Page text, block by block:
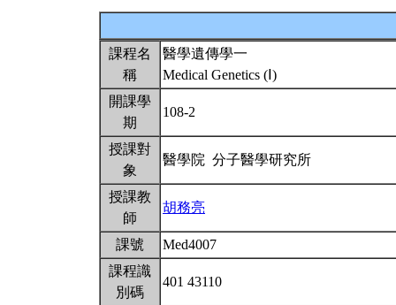
課程名
稱
醫學遺傳學一
Medical Genetics (Ⅰ)
開課學
期
108-2
授課對
象
醫學院 分子醫學研究所
授課教
師
胡務亮
課號
Med4007
課程識
別碼
401 43110